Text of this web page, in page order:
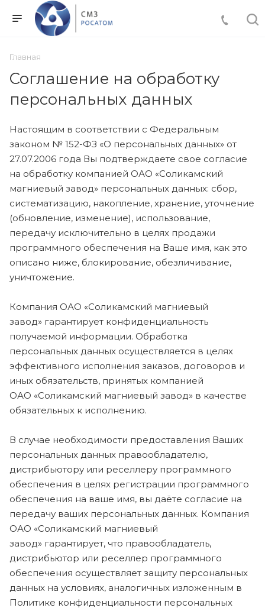
Главная
Соглашение на обработку
персональных данных
Настоящим в соответствии с Федеральным
законом № 152-ФЗ «О персональных данных» от
27.07.2006 года Вы подтверждаете свое согласие
на обработку компанией ОАО «Соликамский
магниевый завод» персональных данных: сбор,
систематизацию, накопление, хранение, уточнение
(обновление, изменение), использование,
передачу исключительно в целях продажи
программного обеспечения на Ваше имя, как это
описано ниже, блокирование, обезличивание,
уничтожение.
Компания ОАО «Соликамский магниевый
завод» гарантирует конфиденциальность
получаемой информации. Обработка
персональных данных осуществляется в целях
эффективного исполнения заказов, договоров и
иных обязательств, принятых компанией
ОАО «Соликамский магниевый завод» в качестве
обязательных к исполнению.
В случае необходимости предоставления Ваших
персональных данных правообладателю,
дистрибьютору или реселлеру программного
обеспечения в целях регистрации программного
обеспечения на ваше имя, вы даёте согласие на
передачу ваших персональных данных. Компания
ОАО «Соликамский магниевый
завод» гарантирует, что правообладатель,
дистрибьютор или реселлер программного
обеспечения осуществляет защиту персональных
данных на условиях, аналогичных изложенным в
Политике конфиденциальности персональных